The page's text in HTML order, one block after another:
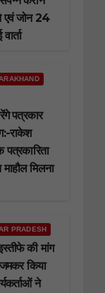
एवं जोन 24
पत्रकार
राकेश
पत्रकारिता
मिलना
PRADESH
की मांग
किया
ने